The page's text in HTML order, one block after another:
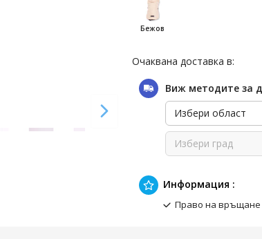
Бежов
Очаквана доставка в:
Виж методите за
Избери област
Избери град
Информация :
Право на връщане